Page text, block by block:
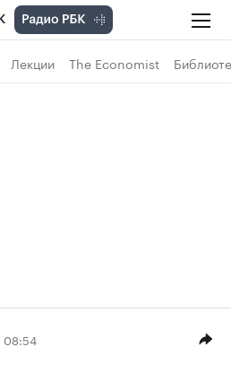
Лекции The Economist
08:54